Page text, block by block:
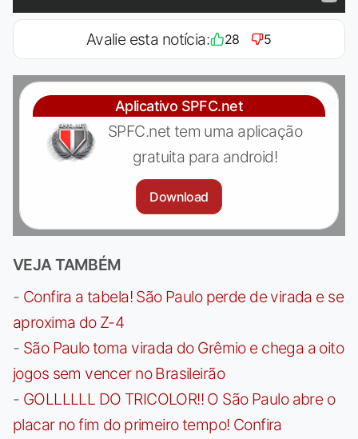
Avalie esta notícia: 28 5
Aplicativo SPFC.net
SPFC.net tem uma aplicação
gratuita para android!
Download
VEJA TAMBÉM
- Confira a tabela! São Paulo perde de virada e se
aproxima do Z-4
- São Paulo toma virada do Grêmio e chega a oito
jogos sem vencer no Brasileirão
- GOLLLLLL DO TRICOLOR!! O São Paulo abre o
placar no fim do primeiro tempo! Confira